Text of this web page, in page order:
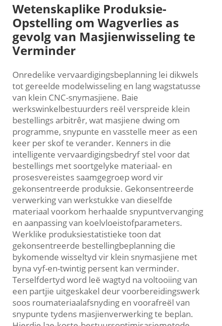
Wetenskaplike Produksie-
Opstelling om Wagverlies as
gevolg van Masjienwisseling te
Verminder
Onredelike vervaardigingsbeplanning lei dikwels
tot gereelde modelwisseling en lang wagstatusse
van klein CNC-snymasjiene. Baie
werkswinkelbestuurders reël verspreide klein
bestellings arbitrêr, wat masjiene dwing om
programme, snypunte en vasstelle meer as een
keer per skof te verander. Kenners in die
intelligente vervaardigingsbedryf stel voor dat
bestellings met soortgelyke materiaal- en
prosesvereistes saamgegroep word vir
gekonsentreerde produksie. Gekonsentreerde
verwerking van werkstukke van dieselfde
materiaal voorkom herhaalde snypuntvervanging
en aanpassing van koelvloeistofparameters.
Werklike produksiestatistieke toon dat
gekonsentreerde bestellingbeplanning die
bykomende wisseltyd vir klein snymasjiene met
byna vyf-en-twintig persent kan verminder.
Terselfdertyd word leë wagtyd na voltooiing van
een partjie uitgeskakel deur voorbereidingswerk
soos roumateriaalafsnyding en voorafreël van
snypunte tydens masjienverwerking te beplan.